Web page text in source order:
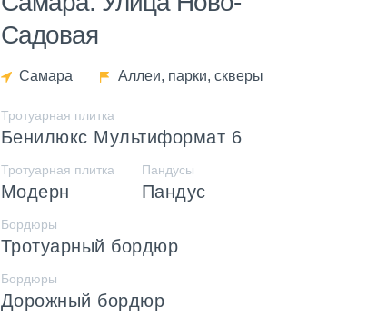
Садовая
Самара Аллеи, парки, скверы
Тротуарная плитка
Бенилюкс Мультиформат 6
Тротуарная плитка
Модерн
Пандусы
Пандус
Бордюры
Тротуарный бордюр
Бордюры
Дорожный бордюр